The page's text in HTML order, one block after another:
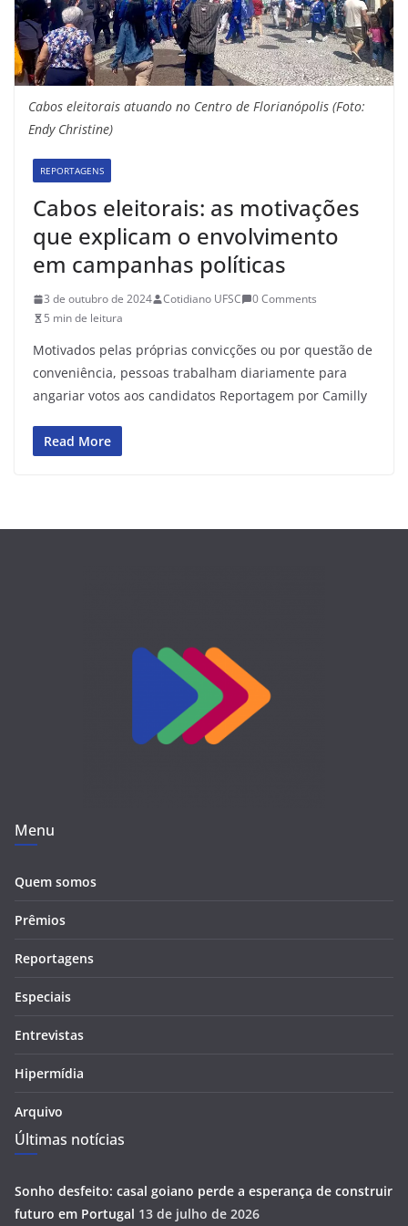
Cabos eleitorais atuando no Centro de Florianópolis (Foto:
Endy Christine)
REPORTAGENS
Cabos eleitorais: as motivações
que explicam o envolvimento
em campanhas políticas
3 de outubro de 2024 Cotidiano UFSC
0 Comments
5 min de leitura
Motivados pelas próprias convicções ou por questão de
conveniência, pessoas trabalham diariamente para
angariar votos aos candidatos Reportagem por Camilly
Read More
Menu
Quem somos
Prêmios
Reportagens
Especiais
Entrevistas
Hipermídia
Arquivo
Últimas notícias
Sonho desfeito: casal goiano perde a esperança de construir
futuro em Portugal 13 de julho de 2026